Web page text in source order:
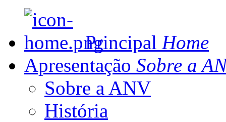
Principal Home
Apresentação Sobre a
Sobre a ANV
História